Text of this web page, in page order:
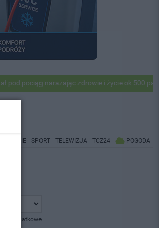
pociąg narażając zdrowie i życie ok 500
CO BĘDZIE SPORT TELEWIZJA TCZ24 POGODA
dodatkowe